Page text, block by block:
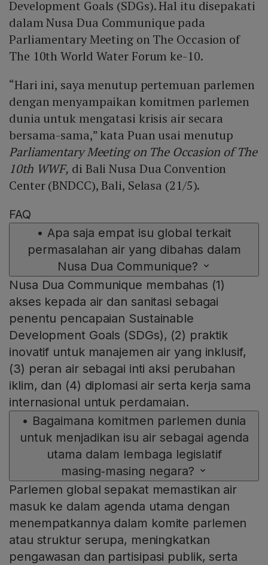
Development Goals (SDGs). Hal itu disepakati
dalam Nusa Dua Communique pada
Parliamentary Meeting on The Occasion of
The 10th World Water Forum ke-10.
“Hari ini, saya menutup pertemuan parlemen
dengan menyampaikan komitmen parlemen
dunia untuk mengatasi krisis air secara
bersama-sama,” kata Puan usai menutup
Parliamentary Meeting on The Occasion of The
10th WWF, di Bali Nusa Dua Convention
Center (BNDCC), Bali, Selasa (21/5).
FAQ
• Apa saja empat isu global terkait
permasalahan air yang dibahas dalam
Nusa Dua Communique?
Nusa Dua Communique membahas (1)
akses kepada air dan sanitasi sebagai
penentu pencapaian Sustainable
Development Goals (SDGs), (2) praktik
inovatif untuk manajemen air yang inklusif,
(3) peran air sebagai inti aksi perubahan
iklim, dan (4) diplomasi air serta kerja sama
internasional untuk perdamaian.
• Bagaimana komitmen parlemen dunia
untuk menjadikan isu air sebagai agenda
utama dalam lembaga legislatif
masing‑masing negara?
Parlemen global sepakat memastikan air
masuk ke dalam agenda utama dengan
menempatkannya dalam komite parlemen
atau struktur serupa, meningkatkan
pengawasan dan partisipasi publik, serta